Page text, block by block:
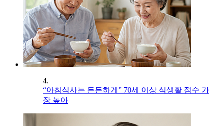
4.
“아침식사는 든든하게” 70세 이상 식생활 점수 가
장 높아